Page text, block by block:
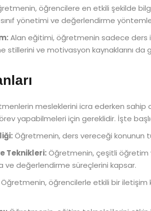
öğrencilere en etkili şekilde
yönetimi ve değerlendirme
Alan eğitimi, öğretmenin sadece ders
stillerini ve motivasyon kaynaklarını
mesleklerini icra ederken
yapabilmeleri için gereklidir. İşte
Öğretmenin, ders vereceği konunun
Teknikleri:Öğretmenin, çeşitli öğretim
ve değerlendirme süreçlerini kapsar.
Öğretmenin, öğrencilerle etkili bir iletişim